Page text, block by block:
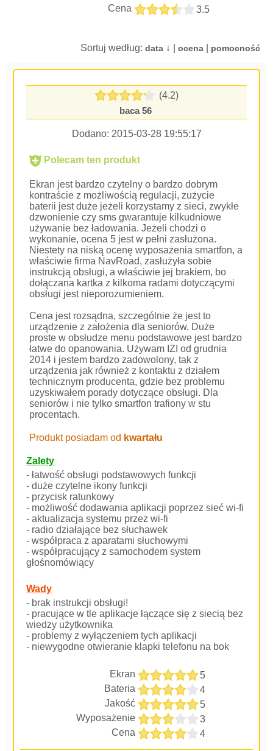
Cena
3.5
Sortuj według: data↓ | ocena| pomocność
(4.2)
baca 56
Dodano: 2015-03-28 19:55:17
Polecam ten produkt
Ekran jest bardzo czytelny o bardzo dobrym
kontraście z możliwością regulacji, zużycie
baterii jest duże jeżeli korzystamy z sieci, zwykłe
dzwonienie czy sms gwarantuje kilkudniowe
używanie bez ładowania. Jeżeli chodzi o
wykonanie, ocena 5 jest w pełni zasłużona.
Niestety na niską ocenę wyposażenia smartfon, a
właściwie firma NavRoad, zasłużyła sobie
instrukcją obsługi, a właściwie jej brakiem, bo
dołączana kartka z kilkoma radami dotyczącymi
obsługi jest nieporozumieniem.
Cena jest rozsądna, szczególnie że jest to
urządzenie z założenia dla seniorów. Duże
proste w obsłudze menu podstawowe jest bardzo
łatwe do opanowania. Używam IZI od grudnia
2014 i jestem bardzo zadowolony, tak z
urządzenia jak również z kontaktu z działem
technicznym producenta, gdzie bez problemu
uzyskiwałem porady dotyczące obsługi. Dla
seniorów i nie tylko smartfon trafiony w stu
procentach.
Produkt posiadam od kwartału
Zalety
- łatwość obsługi podstawowych funkcji
- duże czytelne ikony funkcji
- przycisk ratunkowy
- możliwość dodawania aplikacji poprzez sieć wi-fi
- aktualizacja systemu przez wi-fi
- radio działające bez słuchawek
- współpraca z aparatami słuchowymi
- współpracujący z samochodem system
głośnomówiący
Wady
- brak instrukcji obsługi!
- pracujące w tle aplikacje łączące się z siecią bez
wiedzy użytkownika
- problemy z wyłączeniem tych aplikacji
- niewygodne otwieranie klapki telefonu na bok
Ekran
5
Bateria
4
Jakość
5
Wyposażenie
3
Cena
4